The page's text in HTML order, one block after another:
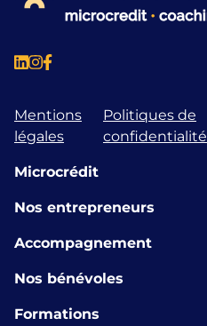
Mentions
légales
Politiques de
confidentialité
Microcrédit
Nos entrepreneurs
Accompagnement
Nos bénévoles
Formations